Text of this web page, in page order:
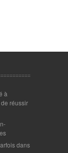
à
de réussir
dans